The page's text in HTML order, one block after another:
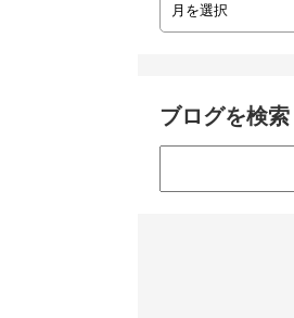
ブログを検索